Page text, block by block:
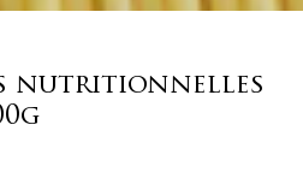
nutritionnelles